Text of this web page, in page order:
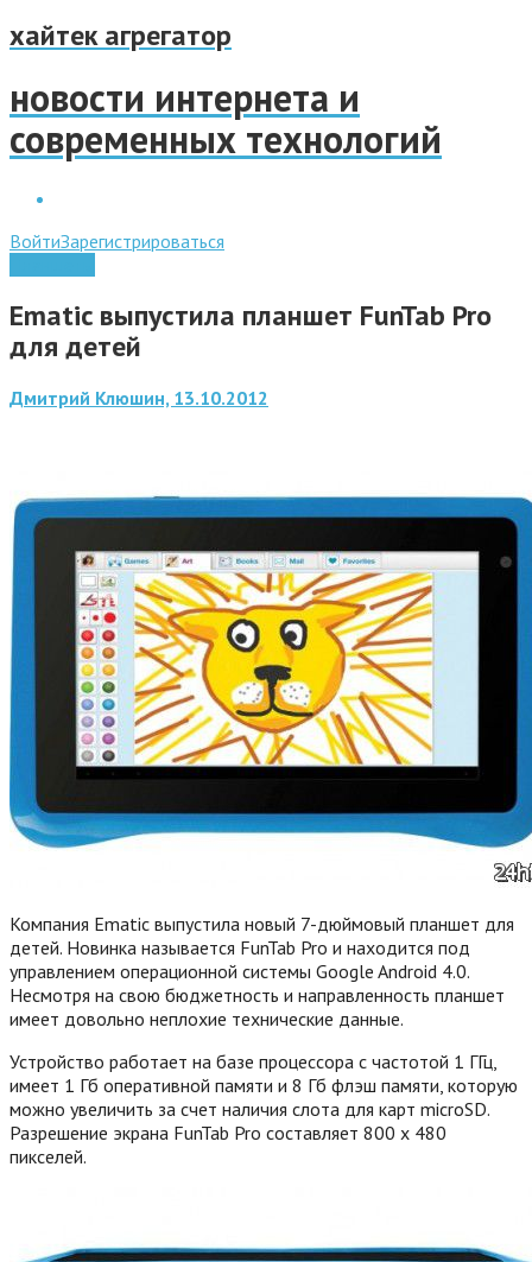
хайтек агрегатор
новости интернета и
современных технологий
ВойтиЗарегистрироваться
Ematic выпустила планшет FunTab Pro
для детей
Дмитрий Клюшин, 13.10.2012
Компания Ematic выпустила новый 7-дюймовый планшет для
детей. Новинка называется FunTab Pro и находится под
управлением операционной системы Google Android 4.0.
Несмотря на свою бюджетность и направленность планшет
имеет довольно неплохие технические данные.
Устройство работает на базе процессора с частотой 1 ГГц,
имеет 1 Гб оперативной памяти и 8 Гб флэш памяти, которую
можно увеличить за счет наличия слота для карт microSD.
Разрешение экрана FunTab Pro составляет 800 x 480
пикселей.